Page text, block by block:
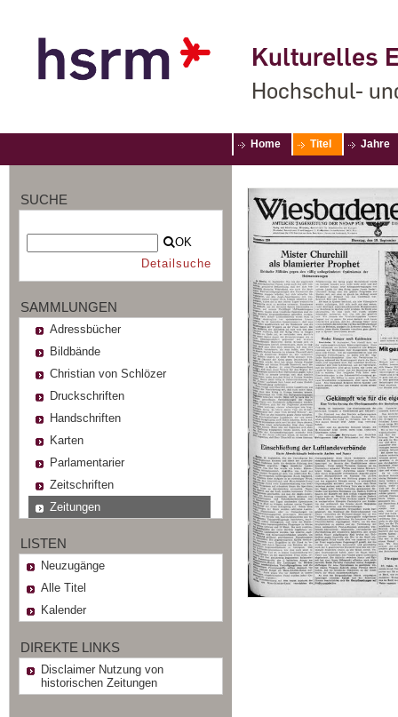
Kulturelles
Hochschul-
Home Titel Jahre
SUCHE
OK
Detailsuche
SAMMLUNGEN
Adressbücher
Bildbände
Christian von Schlözer
Druckschriften
Handschriften
Karten
Parlamentarier
Zeitschriften
Zeitungen
LISTEN
Neuzugänge
Alle Titel
Kalender
DIREKTE LINKS
Disclaimer Nutzung von
historischen Zeitungen